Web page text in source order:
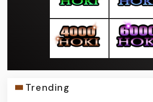
Trending